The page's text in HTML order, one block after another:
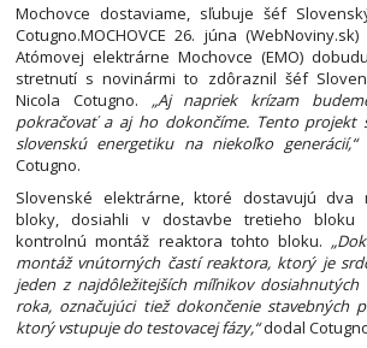
Mochovce dostaviame, sľubuje šéf
Cotugno.MOCHOVCE 26. júna
Atómovej elektrárne Mochovce (EMO)
stretnutí s novinármi to zdôraznil šéf
Nicola Cotugno. „Aj napriek krízam
pokračovať a aj ho dokončíme. Tento projekt
slovenskú energetiku na niekoľko generácií,“
Cotugno.
Slovenské elektrárne, ktoré dostavujú dva
bloky, dosiahli v dostavbe tretieho bloku
kontrolnú montáž reaktora tohto bloku.
montáž vnútorných častí reaktora, ktorý je
jeden z najdôležitejších míľnikov
roka, označujúci tiež dokončenie stavebných
ktorý vstupuje do testovacej fázy,“dodal